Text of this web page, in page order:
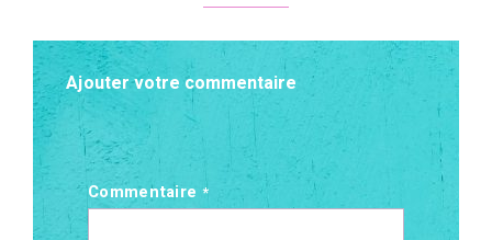
Ajouter votre commentaire
Commentaire *